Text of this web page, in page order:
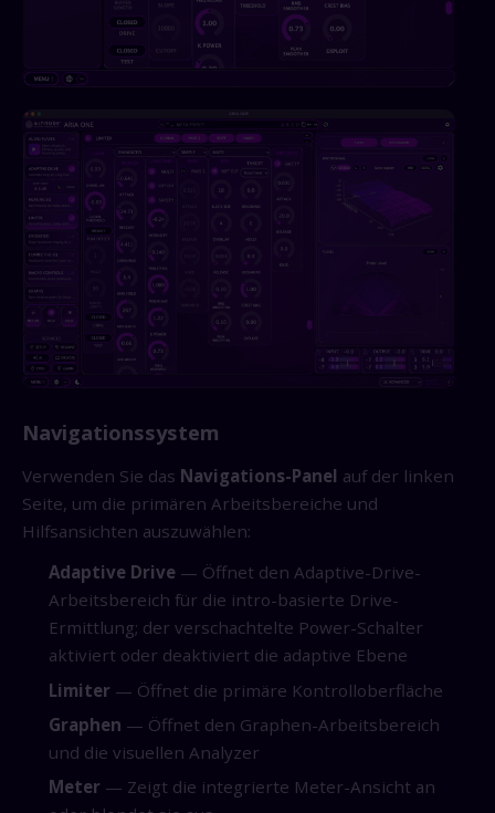
Navigationssystem
Verwenden Sie das Navigations-Panel auf der linken
Seite, um die primären Arbeitsbereiche und
Hilfsansichten auszuwählen:
Adaptive Drive — Öffnet den Adaptive-Drive-
Arbeitsbereich für die intro-basierte Drive-
Ermittlung; der verschachtelte Power-Schalter
aktiviert oder deaktiviert die adaptive Ebene
Limiter — Öffnet die primäre Kontrolloberfläche
Graphen — Öffnet den Graphen-Arbeitsbereich
und die visuellen Analyzer
Meter — Zeigt die integrierte Meter-Ansicht an